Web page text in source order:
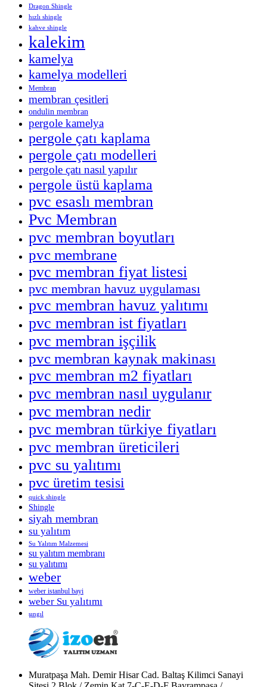
Dragon Shingle
hızlı shingle
kahve shingle
kalekim
kamelya
kamelya modelleri
Membran
membran çesitleri
ondulin membran
pergole kamelya
pergole çatı kaplama
pergole çatı modelleri
pergole çatı nasıl yapılır
pergole üstü kaplama
pvc esaslı membran
Pvc Membran
pvc membran boyutları
pvc membrane
pvc membran fiyat listesi
pvc membran havuz uygulaması
pvc membran havuz yalıtımı
pvc membran ist fiyatları
pvc membran işçilik
pvc membran kaynak makinası
pvc membran m2 fiyatları
pvc membran nasıl uygulanır
pvc membran nedir
pvc membran türkiye fiyatları
pvc membran üreticileri
pvc su yalıtımı
pvc üretim tesisi
quick shingle
Shingle
siyah membran
su yalıtım
Su Yalıtım Malzemesi
su yalıtım membranı
su yalıtımı
weber
weber istanbul bayi
weber Su yalıtımı
şıngıl
Muratpaşa Mah. Demir Hisar Cad. Baltaş Kilimci Sanayi